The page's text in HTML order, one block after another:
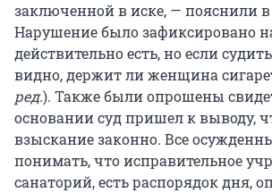
заключенной в иске, — пояснили
Нарушение было зафиксировано
действительно есть, но если
видно, держит ли женщина
ред.). Также были опрошены
основании суд пришел к выводу,
взыскание законно. Все
понимать, что исправительное
санаторий, есть распорядок дня,